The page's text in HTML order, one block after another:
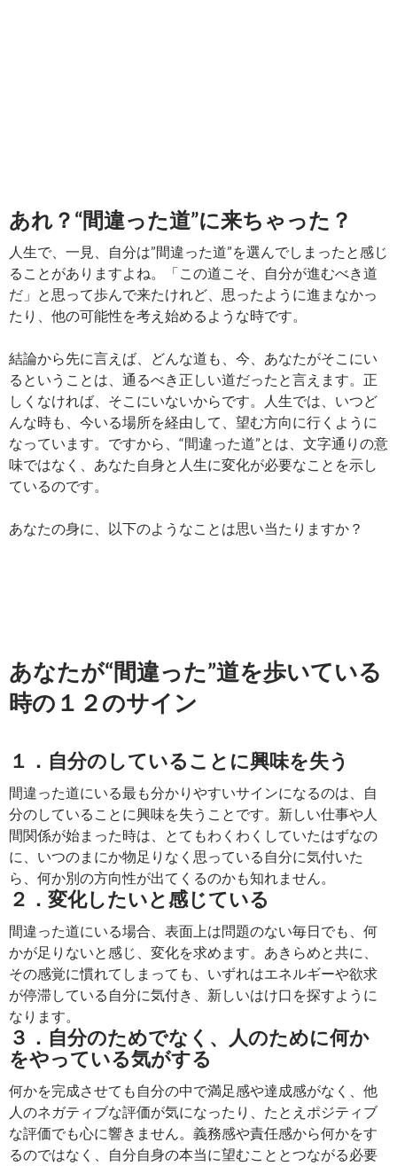
あれ？“間違った道”に来ちゃった？
人生で、一見、自分は”間違った道”を選んでしまったと感じ
ることがありますよね。「この道こそ、自分が進むべき道
だ」と思って歩んで来たけれど、思ったように進まなかっ
たり、他の可能性を考え始めるような時です。
結論から先に言えば、どんな道も、今、あなたがそこにい
るということは、通るべき正しい道だったと言えます。正
しくなければ、そこにいないからです。人生では、いつど
んな時も、今いる場所を経由して、望む方向に行くように
なっています。ですから、“間違った道”とは、文字通りの意
味ではなく、あなた自身と人生に変化が必要なことを示し
ているのです。
あなたの身に、以下のようなことは思い当たりますか？
あなたが“間違った”道を歩いている
時の１２のサイン
１．自分のしていることに興味を失う
間違った道にいる最も分かりやすいサインになるのは、自
分のしていることに興味を失うことです。新しい仕事や人
間関係が始まった時は、とてもわくわくしていたはずなの
に、いつのまにか物足りなく思っている自分に気付いた
ら、何か別の方向性が出てくるのかも知れません。
２．変化したいと感じている
間違った道にいる場合、表面上は問題のない毎日でも、何
かが足りないと感じ、変化を求めます。あきらめと共に、
その感覚に慣れてしまっても、いずれはエネルギーや欲求
が停滞している自分に気付き、新しいはけ口を探すように
なります。
３．自分のためでなく、人のために何か
をやっている気がする
何かを完成させても自分の中で満足感や達成感がなく、他
人のネガティブな評価が気になったり、たとえポジティブ
な評価でも心に響きません。義務感や責任感から何かをす
るのではなく、自分自身の本当に望むこととつながる必要